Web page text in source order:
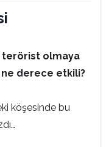
terörist olmaya
derece etkili?
köşesinde bu